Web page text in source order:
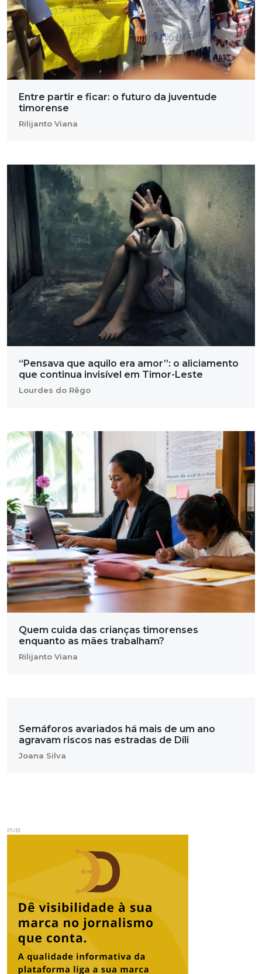
Entre partir e ficar: o futuro da juventude
timorense
Rilijanto Viana
“Pensava que aquilo era amor”: o aliciamento
que continua invisível em Timor-Leste
Lourdes do Rêgo
Quem cuida das crianças timorenses
enquanto as mães trabalham?
Rilijanto Viana
Semáforos avariados há mais de um ano
agravam riscos nas estradas de Díli
Joana Silva
PUB